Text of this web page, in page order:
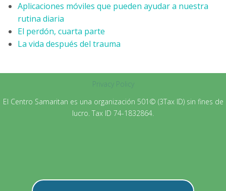
Aplicaciones móviles que pueden ayudar a nuestra
rutina diaria
El perdón, cuarta parte
La vida después del trauma
Privacy Policy
El Centro Samaritan es una organización 501© (3Tax ID) sin fines de
lucro. Tax ID 74-1832864.